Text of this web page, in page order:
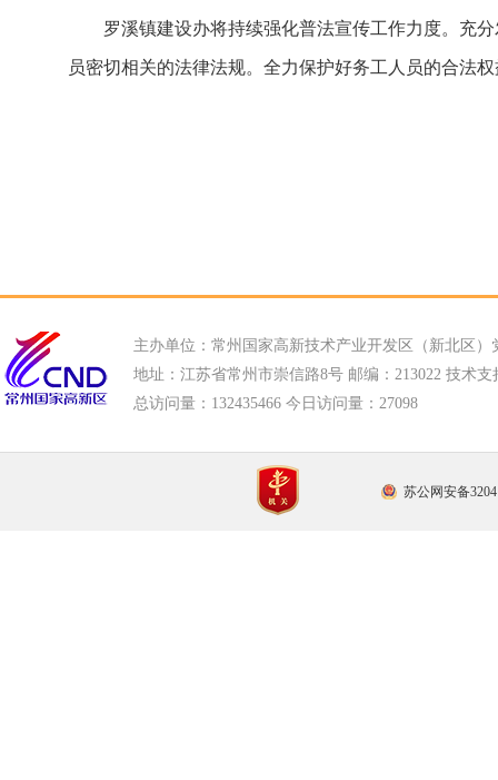
罗溪镇建设办将持续强化普法宣传工作力度。充
员密切相关的法律法规。全力保护好务工人员的合法
主办单位：常州国家高新技术产业开发区（新北区）
地址：江苏省常州市崇信路8号 邮编：213022 技术支
总访问量： 132435466 今日访问量： 27098
苏公网安备